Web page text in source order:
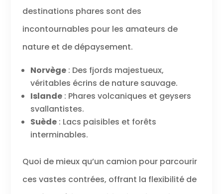
destinations phares sont des
incontournables pour les amateurs de
nature et de dépaysement.
Norvège: Des fjords majestueux,
véritables écrins de nature sauvage.
Islande: Phares volcaniques et geysers
svallantistes.
Suède: Lacs paisibles et forêts
interminables.
Quoi de mieux qu’un camion pour parcourir
ces vastes contrées, offrant la flexibilité de